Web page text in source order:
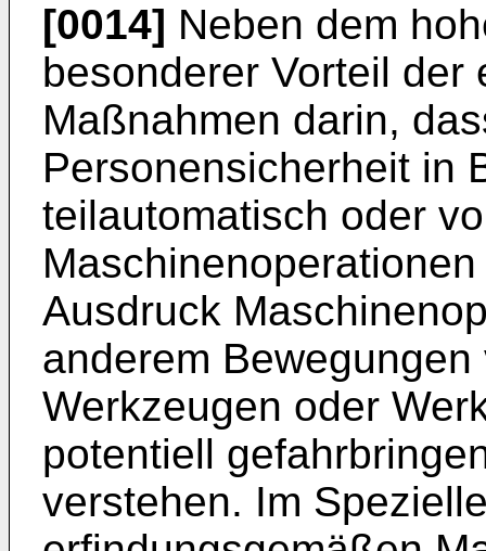
[0014] Neben dem
besonderer Vorteil der
Maßnahmen darin,
Personensicherheit in
teilautomatisch oder
Ausdruck
anderem
Werkzeugen oder
potentiell
verstehen. Im